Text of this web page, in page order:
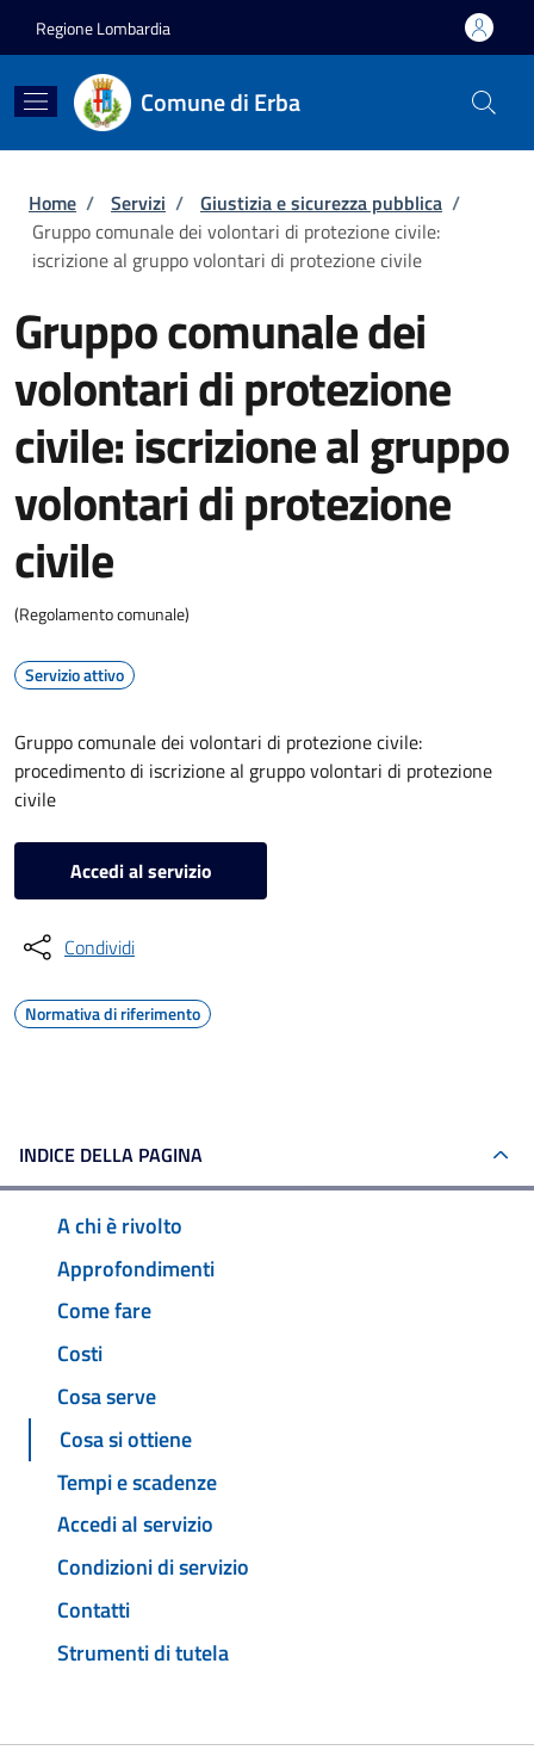
Regione Lombardia
Comune di Erba
Briciole di pane
Home / Servizi / Giustizia e sicurezza pubblica /
Gruppo comunale dei volontari di protezione civile:
iscrizione al gruppo volontari di protezione civile
Gruppo comunale dei
volontari di protezione
civile: iscrizione al gruppo
volontari di protezione
civile
(Regolamento comunale)
Servizio attivo
Gruppo comunale dei volontari di protezione civile:
procedimento di iscrizione al gruppo volontari di protezione
civile
Accedi al servizio
Condividi
Normativa di riferimento
INDICE DELLA PAGINA
A chi è rivolto
Approfondimenti
Come fare
Costi
Cosa serve
Cosa si ottiene
Tempi e scadenze
Accedi al servizio
Condizioni di servizio
Contatti
Strumenti di tutela